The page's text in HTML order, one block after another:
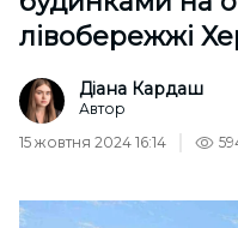
лівобережжі
Діана Кардаш
Автор
15 жовтня 2024 16:14